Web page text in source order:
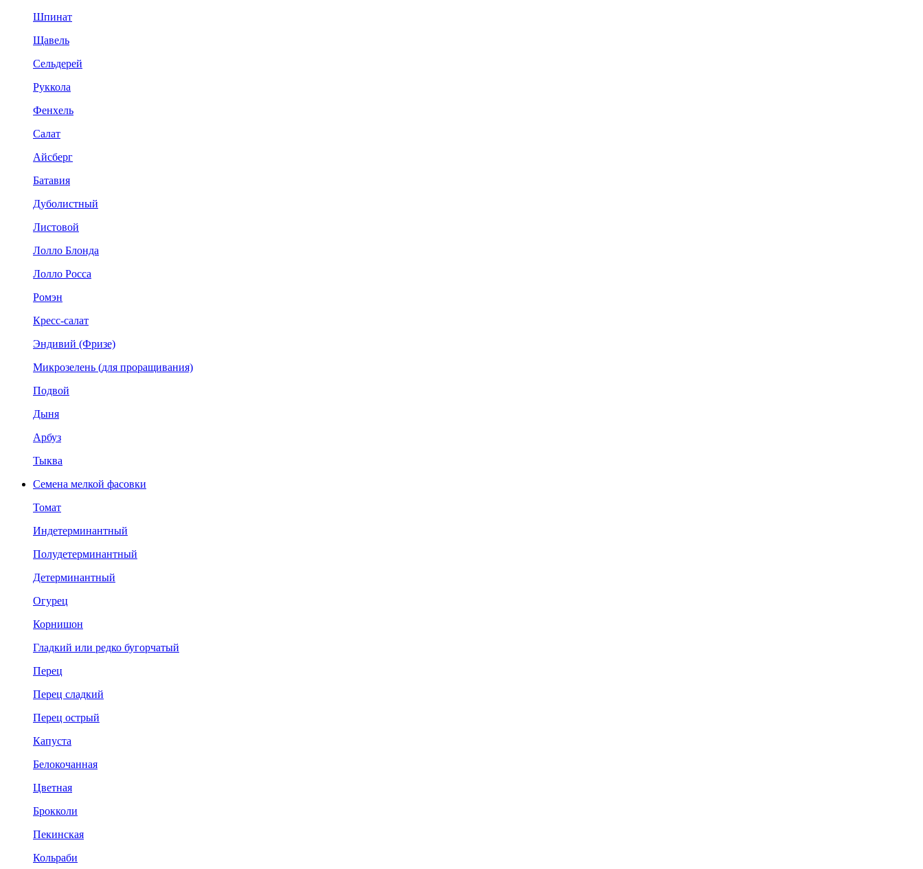
Шпинат
Щавель
Сельдерей
Руккола
Фенхель
Салат
Айсберг
Батавия
Дуболистный
Листовой
Лолло Блонда
Лолло Росса
Ромэн
Кресс-салат
Эндивий (Фризе)
Микрозелень (для проращивания)
Подвой
Дыня
Арбуз
Тыква
Семена мелкой фасовки
Томат
Индетерминантный
Полудетерминантный
Детерминантный
Огурец
Корнишон
Гладкий или редко бугорчатый
Перец
Перец сладкий
Перец острый
Капуста
Белокочанная
Цветная
Брокколи
Пекинская
Кольраби